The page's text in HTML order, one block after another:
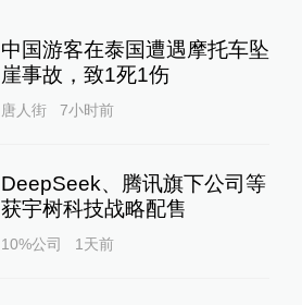
中国游客在泰国遭遇摩托车坠
崖事故，致1死1伤
唐人街 7小时前
DeepSeek、腾讯旗下公司等
获宇树科技战略配售
10%公司 1天前